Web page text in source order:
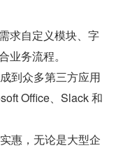
求自定义模块、字
业务流程。
到众多第三方应用
Office、Slack 和
惠，无论是大型企